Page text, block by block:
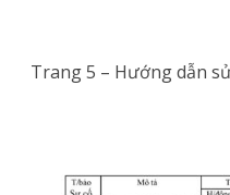
Trang 5 – Hướng dẫn